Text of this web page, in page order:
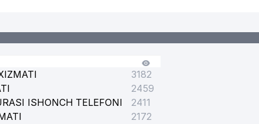
3182
2459
ISHONCH TELEFONI
2411
2172